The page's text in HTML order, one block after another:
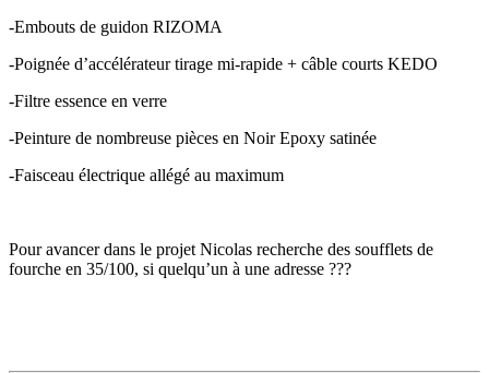
-Embouts de guidon RIZOMA
-Poignée d’accélérateur tirage mi-rapide + câble courts KEDO
-Filtre essence en verre
-Peinture de nombreuse pièces en Noir Epoxy satinée
-Faisceau électrique allégé au maximum
Pour avancer dans le projet Nicolas recherche des soufflets de
fourche en 35/100, si quelqu’un à une adresse ???